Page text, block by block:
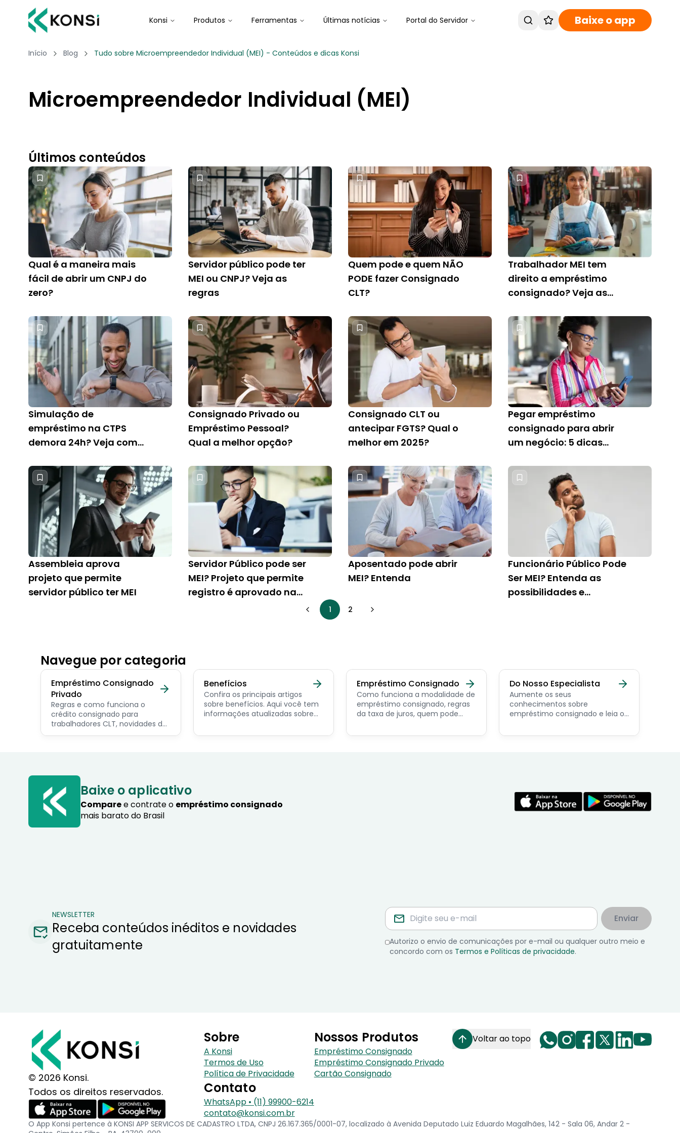
Konsi Produtos Ferramentas Últimas notícias Portal do Servidor Baixe o app
Início Blog Tudo sobre Microempreendedor Individual (MEI) - Conteúdos e dicas Konsi
Microempreendedor Individual (MEI)
Últimos conteúdos
Qual é a maneira mais
fácil de abrir um CNPJ do
zero?
Servidor público pode ter
MEI ou CNPJ? Veja as
regras
Quem pode e quem NÃO
PODE fazer Consignado
CLT?
Trabalhador MEI tem
direito a empréstimo
consignado? Veja as
Simulação de
empréstimo na CTPS
demora 24h? Veja como
Consignado Privado ou
Empréstimo Pessoal?
Qual a melhor opção?
Consignado CLT ou
antecipar FGTS? Qual o
melhor em 2025?
Pegar empréstimo
consignado para abrir
um negócio: 5 dicas
empreender
Assembleia aprova
projeto que permite
servidor público ter MEI
Servidor Público pode ser
MEI? Projeto que permite
registro é aprovado na
Aposentado pode abrir
MEI? Entenda
Funcionário Público Pode
Ser MEI? Entenda as
possibilidades e
1 2
Navegue por categoria
Empréstimo Consignado
Privado
Regras e como funciona o
crédito consignado para
trabalhadores CLT, novidades do
programa Crédito do
Benefícios
Confira os principais artigos
sobre benefícios. Aqui você tem
informações atualizadas sobre
servidor público, aposentado,
Empréstimo Consignado
Como funciona a modalidade de
empréstimo consignado, regras
da taxa de juros, quem pode
simular online.
Do Nosso Especialista
Aumente os seus
conhecimentos sobre
empréstimo consignado e leia os
economista especialista no
Baixe o aplicativo
Comparee contrate o empréstimo consignado
mais barato do Brasil
NEWSLETTER
Receba conteúdos inéditos e novidades
gratuitamente
Enviar
Autorizo o envio de comunicações por e-mail ou qualquer outro meio e
concordo com os Termos e Políticas de privacidade.
© 2026 Konsi.
Todos os direitos reservados.
Sobre
A Konsi
Termos de Uso
Política de Privacidade
Contato
WhatsApp • (11) 99900-6214
contato@konsi.com.br
Nossos Produtos
Empréstimo Consignado
Empréstimo Consignado Privado
Cartão Consignado
Voltar ao topo
O App Konsi pertence à KONSI APP SERVICOS DE CADASTRO LTDA, CNPJ 26.167.365/0001-07, localizado à Avenida Deputado Luiz Eduardo Magalhães, 142 - Sala 06, Andar 2 -